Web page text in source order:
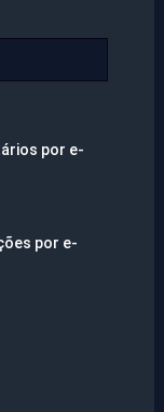
por e-
por e-